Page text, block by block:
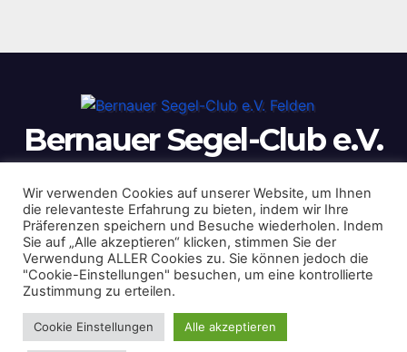
Bernauer Segel-Club e.V.
Felden
Wir verwenden Cookies auf unserer Website, um Ihnen
die relevanteste Erfahrung zu bieten, indem wir Ihre
Präferenzen speichern und Besuche wiederholen. Indem
Sie auf „Alle akzeptieren“ klicken, stimmen Sie der
Verwendung ALLER Cookies zu. Sie können jedoch die
"Cookie-Einstellungen" besuchen, um eine kontrollierte
Zustimmung zu erteilen.
Cookie Einstellungen Alle akzeptieren